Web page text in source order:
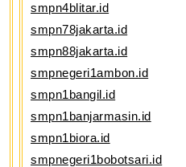
smpn4blitar.id
smpn78jakarta.id
smpn88jakarta.id
smpnegeri1ambon.id
smpn1bangil.id
smpn1banjarmasin.id
smpn1biora.id
smpnegeri1bobotsari.id